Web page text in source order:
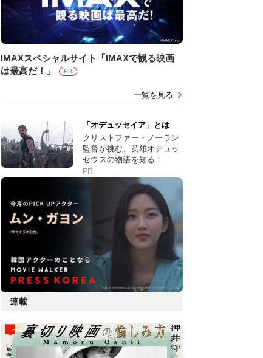
IMAXスペシャルサイト「IMAXで観る映画
は最高だ！」
PR
一覧を見る
「オデュッセイア」とは
クリストファー・ノーラン
監督が挑む、英雄オデュッ
セウスの物語を知る！
PR
連載